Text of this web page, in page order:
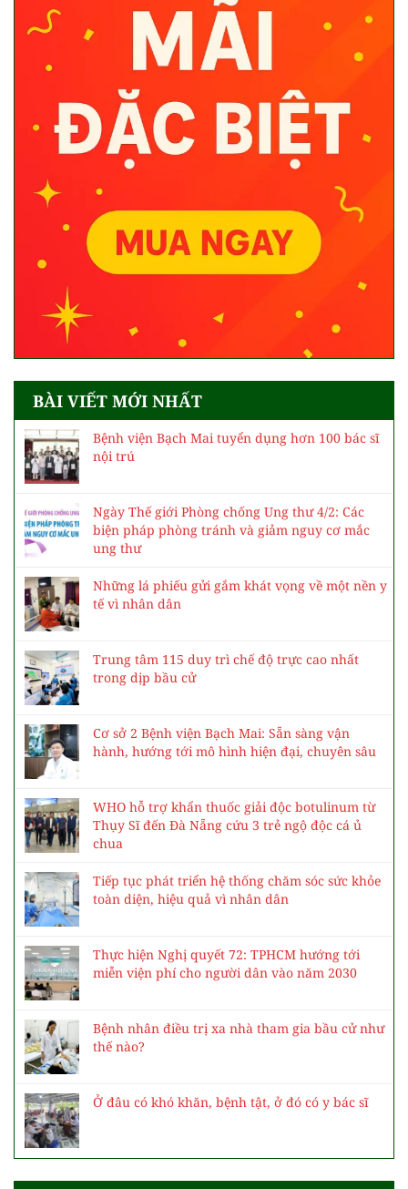
BÀI VIẾT MỚI NHẤT
Bệnh viện Bạch Mai tuyển dụng hơn 100 bác sĩ
nội trú
Ngày Thế giới Phòng chống Ung thư 4/2: Các
biện pháp phòng tránh và giảm nguy cơ mắc
ung thư
Những lá phiếu gửi gắm khát vọng về một nền y
tế vì nhân dân
Trung tâm 115 duy trì chế độ trực cao nhất
trong dịp bầu cử
Cơ sở 2 Bệnh viện Bạch Mai: Sẵn sàng vận
hành, hướng tới mô hình hiện đại, chuyên sâu
WHO hỗ trợ khẩn thuốc giải độc botulinum từ
Thụy Sĩ đến Đà Nẵng cứu 3 trẻ ngộ độc cá ủ
chua
Tiếp tục phát triển hệ thống chăm sóc sức khỏe
toàn diện, hiệu quả vì nhân dân
Thực hiện Nghị quyết 72: TPHCM hướng tới
miễn viện phí cho người dân vào năm 2030
Bệnh nhân điều trị xa nhà tham gia bầu cử như
thế nào?
Ở đâu có khó khăn, bệnh tật, ở đó có y bác sĩ